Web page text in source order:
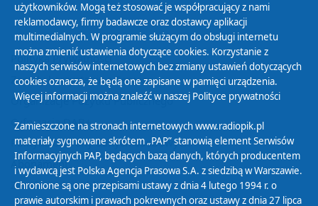
Polityka Prywatności
Zasady korzystania z Serwisu
Organizacje Pożytku Publicznego
Cyfryzacja DAB+
Polityka ochrony danych osobowych
Abonament
Zamówienia publiczne
użytkowników. Mogą też stosować je współpracujący z nami
reklamodawcy, firmy badawcze oraz dostawcy aplikacji
multimedialnych. W programie służącym do obsługi internetu
można zmienić ustawienia dotyczące cookies. Korzystanie z
naszych serwisów internetowych bez zmiany ustawień dotyczących
cookies oznacza, że będą one zapisane w pamięci urządzenia.
Więcej informacji można znaleźć w naszej Polityce prywatności
Zamieszczone na stronach internetowych www.radiopik.pl
materiały sygnowane skrótem „PAP” stanowią element Serwisów
Informacyjnych PAP, będących bazą danych, których producentem
i wydawcą jest Polska Agencja Prasowa S.A. z siedzibą w Warszawie.
Chronione są one przepisami ustawy z dnia 4 lutego 1994 r. o
prawie autorskim i prawach pokrewnych oraz ustawy z dnia 27 lipca